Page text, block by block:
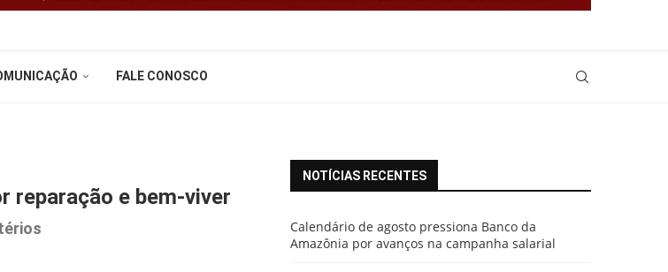
FALE CONOSCO
reparação e bem-viver
NOTÍCIAS RECENTES
Calendário de agosto pressiona Banco da
Amazônia por avanços na campanha salarial